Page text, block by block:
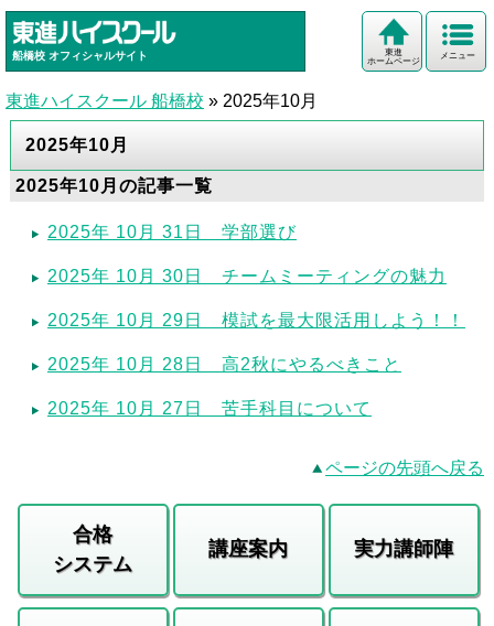
船橋校 オフィシャルサイト メニュー
東進
ホームページ
東進ハイスクール 船橋校 » 2025年10月
2025年10月
2025年10月の記事一覧
2025年 10月 31日 学部選び
2025年 10月 30日 チームミーティングの魅力
2025年 10月 29日 模試を最大限活用しよう！！
2025年 10月 28日 高2秋にやるべきこと
2025年 10月 27日 苦手科目について
ページの先頭へ戻る
合格
システム
講座案内 実力講師陣